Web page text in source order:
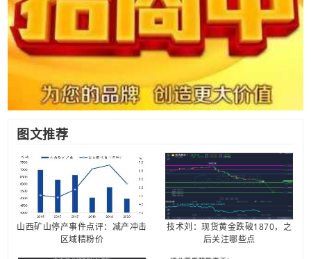
图文推荐
山西矿山停产事件点评：减产冲击
区域精粉价
技术刘：现货黄金跌破1870，之
后关注哪些点